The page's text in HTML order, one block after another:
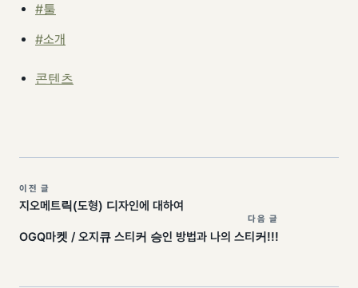
#툴
#소개
콘텐츠
이전 글
지오메트릭(도형) 디자인에 대하여
다음 글
OGQ마켓 / 오지큐 스티커 승인 방법과 나의 스티커!!!